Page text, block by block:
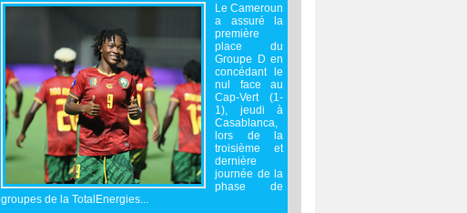
Le Cameroun
a assuré la
première
place du
Groupe D en
concédant le
nul face au
Cap-Vert (1-
1), jeudi à
Casablanca,
lors de la
troisième et
dernière
journée de la
phase de
groupes de la TotalEnergies...